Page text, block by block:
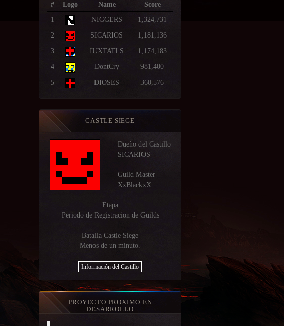
# Logo Name
Score
1
NIGGERS 1,324,731
2 SICARIOS 1,181,136
3 IUXTATLS 1,174,183
4 DontCry 981,400
5 DIOSES 360,576
CASTLE SIEGE
Dueño del Castillo
SICARIOS
Guild Master
XxBlackxX
Etapa
Periodo de Registracion de Guilds
Batalla Castle Siege
Menos de un minuto.
Información del Castillo
PROYECTO PROXIMO EN
DESARROLLO